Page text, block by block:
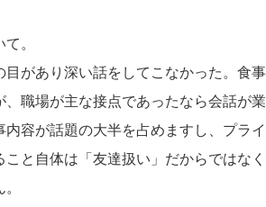
。
目があり深い話をしてこなかった。食
職場が主な接点であったなら会話が
容が話題の大半を占めますし、プラ
と自体は「友達扱い」だからではな